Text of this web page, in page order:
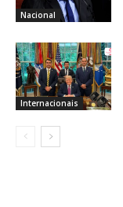
Nacional
Internacionais